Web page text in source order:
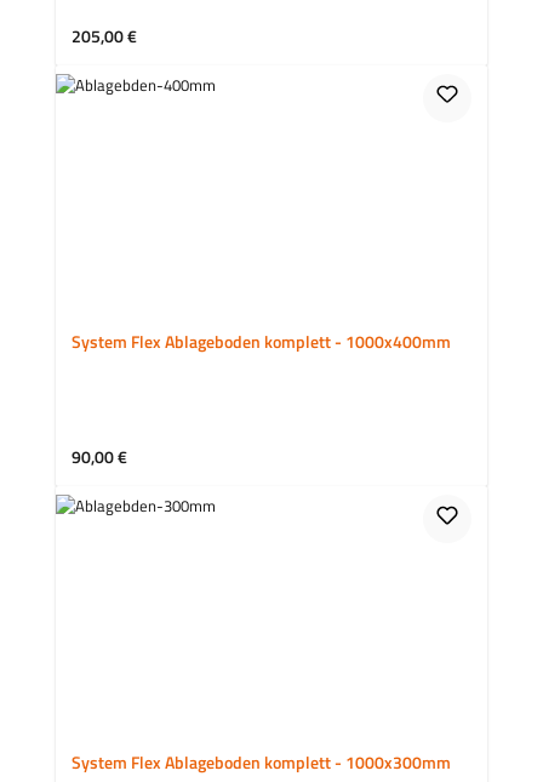
Regulärer Preis:
205,00 €
System Flex Ablageboden komplett - 1000x400mm
Regulärer Preis:
90,00 €
System Flex Ablageboden komplett - 1000x300mm